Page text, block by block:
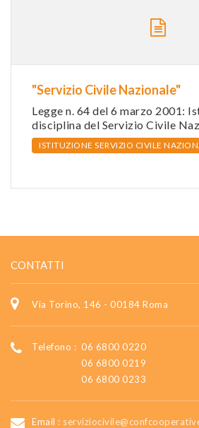
"Servizio Civile Nazionale"
Legge n. 64 del 6 marzo 2001:
disciplina del Servizio Civile
ISTITUZIONE SERVIZIO CIVILE
CONTATTI
Via Torino, 146 - 00184 Roma
Telefono : 06 6800 0220
06 6800 0219
06 6800 0233
Email :